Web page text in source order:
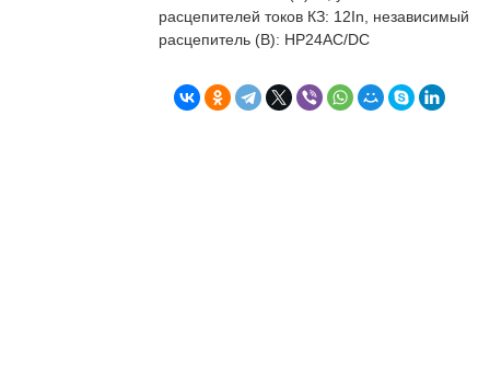
в срок. А
расцепителей токов КЗ: 12In, независимый
расцепитель (В): НР24AC/DC